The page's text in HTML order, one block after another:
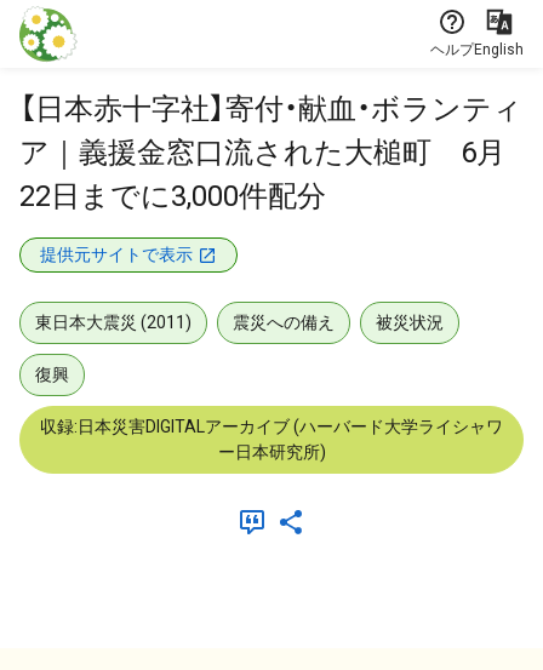
本文に飛ぶ
ヘルプEnglish
【日本赤十字社】寄付・献血・ボランティ
ア｜義援金窓口流された大槌町 6月
22日までに3,000件配分
提供元サイトで表示
東日本大震災 (2011) 震災への備え 被災状況
復興
収録:日本災害DIGITALアーカイブ (ハーバード大学ライシャワ
ー日本研究所)